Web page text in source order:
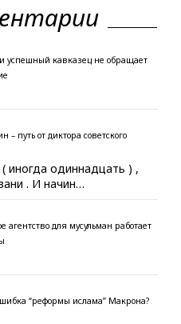
успешный кавказец не обращает
– путь от диктора советского
иногда одиннадцать ) ,
. И начин…
агентство для мусульман работает
“реформы ислама” Макрона?